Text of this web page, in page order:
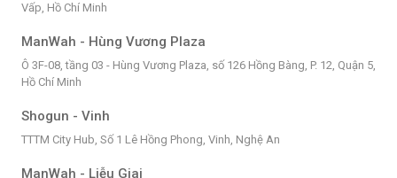
Vấp, Hồ Chí Minh
ManWah - Hùng Vương Plaza
Ô 3F-08, tầng 03 - Hùng Vương Plaza, số 126 Hồng Bàng, P. 12, Quận 5,
Hồ Chí Minh
Shogun - Vinh
TTTM City Hub, Số 1 Lê Hồng Phong, Vinh, Nghệ An
ManWah - Liễu Giai